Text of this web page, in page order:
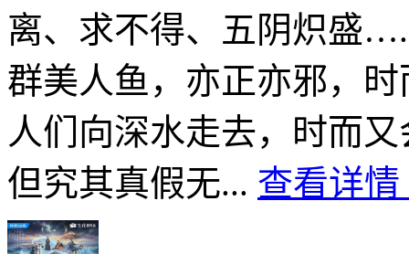
离、求不得、五阴炽
群美人鱼，亦正亦邪，
人们向深水走去，时而
但究其真假无... 查看详情